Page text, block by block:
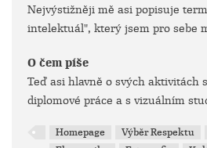
Nejvýstižněji mě asi popisuje
intelektuál", který jsem pro sebe
O čem píše
Teď asi hlavně o svých aktivitách
diplomové práce a s vizuálním
Homepage Výběr Respektu